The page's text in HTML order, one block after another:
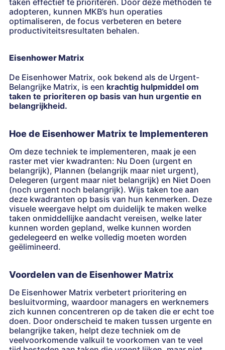
taken effectief te prioriteren. Door deze methoden te
adopteren, kunnen MKB’s hun operaties
optimaliseren, de focus verbeteren en betere
productiviteitsresultaten behalen.
Eisenhower Matrix
De Eisenhower Matrix, ook bekend als de Urgent-
Belangrijke Matrix, is een krachtig hulpmiddel om
taken te prioriteren op basis van hun urgentie en
belangrijkheid.
Hoe de Eisenhower Matrix te Implementeren
Om deze techniek te implementeren, maak je een
raster met vier kwadranten: Nu Doen (urgent en
belangrijk), Plannen (belangrijk maar niet urgent),
Delegeren (urgent maar niet belangrijk) en Niet Doen
(noch urgent noch belangrijk). Wijs taken toe aan
deze kwadranten op basis van hun kenmerken. Deze
visuele weergave helpt om duidelijk te maken welke
taken onmiddellijke aandacht vereisen, welke later
kunnen worden gepland, welke kunnen worden
gedelegeerd en welke volledig moeten worden
geëlimineerd.
Voordelen van de Eisenhower Matrix
De Eisenhower Matrix verbetert prioritering en
besluitvorming, waardoor managers en werknemers
zich kunnen concentreren op de taken die er echt toe
doen. Door onderscheid te maken tussen urgente en
belangrijke taken, helpt deze techniek om de
veelvoorkomende valkuil te voorkomen van te veel